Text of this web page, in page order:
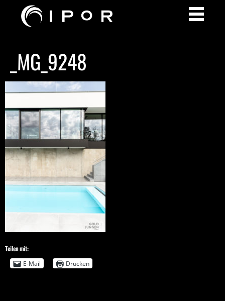
_MG_9248
Teilen mit:
E-Mail
Drucken